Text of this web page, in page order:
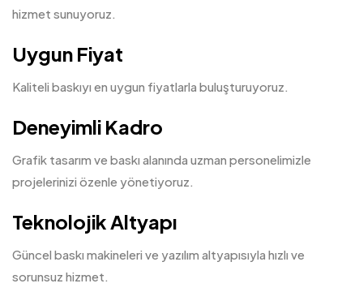
hizmet sunuyoruz.
Uygun Fiyat
Kaliteli baskıyı en uygun fiyatlarla buluşturuyoruz.
Deneyimli Kadro
Grafik tasarım ve baskı alanında uzman personelimizle
projelerinizi özenle yönetiyoruz.
Teknolojik Altyapı
Güncel baskı makineleri ve yazılım altyapısıyla hızlı ve
sorunsuz hizmet.